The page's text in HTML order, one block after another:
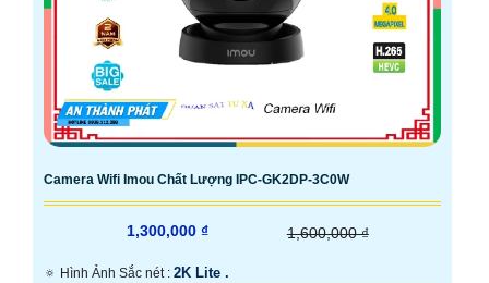
Camera Wifi Imou Chất Lượng IPC-GK2DP-3C0W
1,300,000 ₫ 1,600,000 ₫
🔅 Hình Ảnh Sắc nét : 2K Lite .